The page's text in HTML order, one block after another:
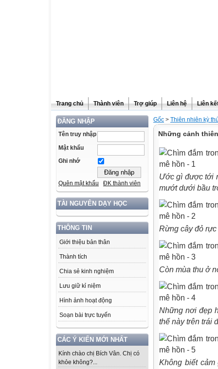
Trang chủ Thành viên Trợ giúp Liên hệ Liên
ĐĂNG NHẬP
Tên truy nhập
Mật khẩu
Ghi nhớ
Quên mật khẩu ĐK thành viên
TÀI NGUYÊN DẠY HỌC
THÔNG TIN
Giới thiệu bản thân
Thành tích
Chia sẻ kinh nghiệm
Lưu giữ kỉ niệm
Hình ảnh hoạt động
Soạn bài trực tuyến
CÁC Ý KIẾN MỚI NHẤT
Kính chào chị Bích Vân. Chị có
khỏe không?...
Gốc > Thiên nhiên kỳ
Những cảnh
Ước gì được tới
mướt dưới bầu
Rừng cây đỏ
Còn mùa thu ở
Những nơi đẹp
thế này trên trái
Không biết